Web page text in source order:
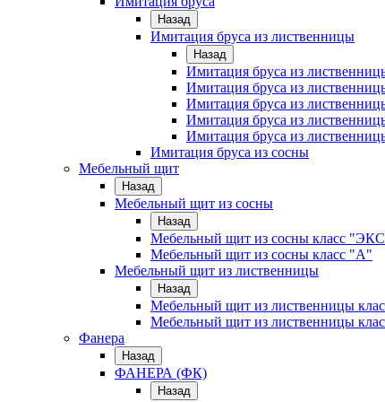
Назад
Имитация бруса из лиственницы
Назад
Имитация бруса из
Имитация бруса из
Имитация бруса из
Имитация бруса из
Имитация бруса из
Имитация бруса из сосны
Мебельный щит
Назад
Мебельный щит из сосны
Назад
Мебельный щит из сосны класс
Мебельный щит из сосны класс "А"
Мебельный щит из лиственницы
Назад
Мебельный щит из лиственницы
Мебельный щит из лиственницы
Фанера
Назад
ФАНЕРА (ФК)
Назад